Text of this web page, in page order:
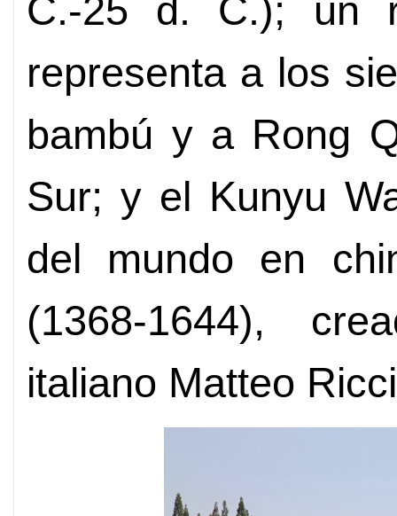
C.-25 d. C.); un
representa a los
bambú y a Rong
Sur; y el Kunyu
del mundo en
(1368-1644),
italiano Matteo